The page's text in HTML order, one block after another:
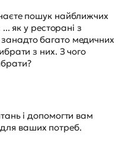
пошук найближчих
як у ресторані з
багато медичних
з них. З чого
і допомогти вам
ваших потреб.